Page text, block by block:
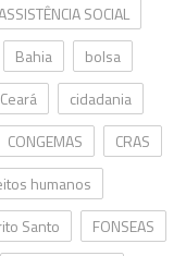
SOCIAL
Bahia
bolsa
Ceará
cidadania
CONGEMAS
CRAS
humanos
Santo
FONSEAS